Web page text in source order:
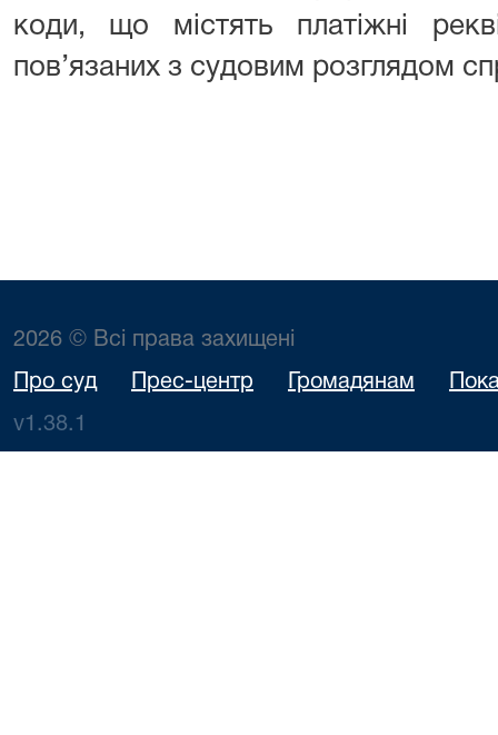
коди, що містять платіжні
пов’язаних з судовим розглядом
2026 © Всі права захищені
Про суд Прес-центр Громадянам
v1.38.1